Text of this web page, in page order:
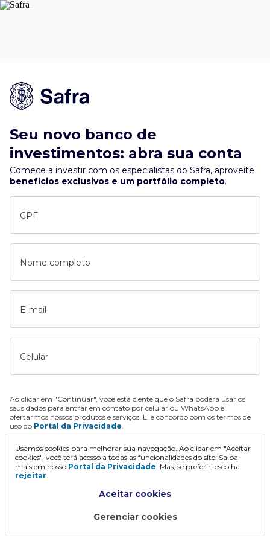
Seu novo banco de
investimentos: abra sua conta
Comece a investir com os especialistas do Safra, aproveite
benefícios exclusivos e um portfólio completo.
CPF
Nome completo
E-mail
Celular
Ao clicar em "Continuar", você está ciente que o Safra poderá usar os
seus dados para entrar em contato por celular ou WhatsApp e
ofertarmos nossos produtos e serviços. Li e concordo com os termos de
uso do Portal da Privacidade.
Continuar
Usamos cookies para melhorar sua navegação. Ao clicar em "Aceitar
cookies", você terá acesso a todas as funcionalidades do site. Saiba
mais em nosso Portal da Privacidade. Mas, se preferir, escolha
rejeitar.
Aceitar cookies
Gerenciar cookies